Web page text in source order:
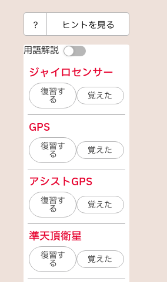
？
ヒントを見る
用語解説
ジャイロセンサー
復習す
る 覚えた
GPS
復習す
る 覚えた
アシストGPS
復習す
る 覚えた
準天頂衛星
復習す
る 覚えた